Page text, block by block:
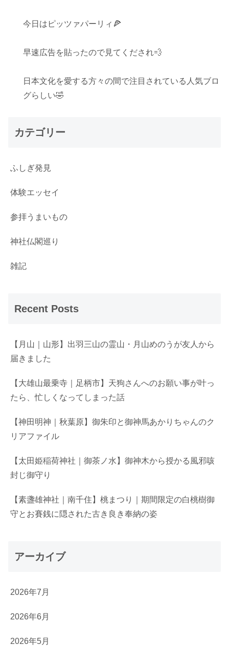
今日はピッツァパーリィ🍕
早速広告を貼ったので見てくだされ💨
日本文化を愛する方々の間で注目されている人気ブロ
グらしい🤣
カテゴリー
ふしぎ発見
体験エッセイ
参拝うまいもの
神社仏閣巡り
雑記
Recent Posts
【月山｜山形】出羽三山の霊山・月山めのうが友人から
届きました
【大雄山最乗寺｜足柄市】天狗さんへのお願い事が叶っ
たら、忙しくなってしまった話
【神田明神｜秋葉原】御朱印と御神馬あかりちゃんのク
リアファイル
【太田姫稲荷神社｜御茶ノ水】御神木から授かる風邪咳
封じ御守り
【素盞雄神社｜南千住】桃まつり｜期間限定の白桃樹御
守とお賽銭に隠された古き良き奉納の姿
アーカイブ
2026年7月
2026年6月
2026年5月